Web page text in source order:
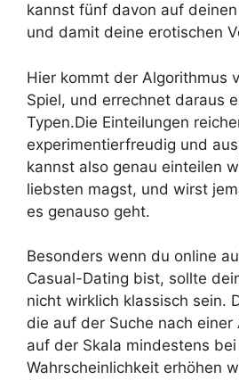
kannst fünf davon auf
und damit deine erotischen
Hier kommt der Algorithmus
Spiel, und errechnet daraus
Typen.Die Einteilungen
experimentierfreudig und
kannst also genau einteilen
liebsten magst, und wirst
es genauso geht.
Besonders wenn du online
Casual-Dating bist, sollte
nicht wirklich klassisch sein.
die auf der Suche nach
auf der Skala mindestens
Wahrscheinlichkeit erhöhen